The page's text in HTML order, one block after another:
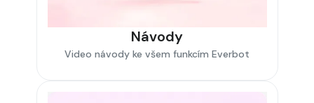
Návody
Video návody ke všem funkcím Everbot